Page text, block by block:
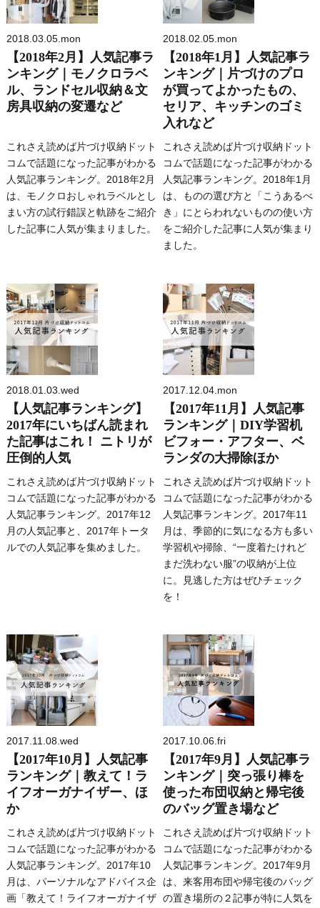
2018.03.05.mon
【2018年2月】人気記事ラ
ンキング｜モノクロラベ
ル、ランドセル収納＆文
房具収納の変遷など
これさえ読めば片づけ収納ドット
コムで話題になった記事がわかる
人気記事ランキング。2018年2月
は、モノクロおしゃれラベルとし
まい方の試行錯誤と軌跡をご紹介
した記事に人気が集まりました。
2018.02.05.mon
【2018年1月】人気記事ラ
ンキング｜片づけのプロ
が買ってよかったもの、
セリア、キッチンのゴミ
入れなど
これさえ読めば片づけ収納ドット
コムで話題になった記事がわかる
人気記事ランキング。2018年1月
は、ものの選び方と「こうあるべ
き」にとらわれないものの使い方
をご紹介した記事に人気が集まり
ました。
2018.01.03.wed
【人気記事ランキング】
2017年にいちばん読まれ
た記事はこれ！ ニトリが
圧倒的人気
これさえ読めば片づけ収納ドット
コムで話題になった記事がわかる
人気記事ランキング。2017年12
月の人気記事と、2017年トータ
ルでの人気記事を集めました。
2017.12.04.mon
【2017年11月】人気記事
ランキング｜DIY学習机
ビフォー・アフター、ベ
ランダの大掃除ほか
これさえ読めば片づけ収納ドット
コムで話題になった記事がわかる
人気記事ランキング。2017年11
月は、季節的に気になる方も多い
学習机や掃除、“一度着たけれど
まだ洗わない服”の収納が上位
に。見逃した方はぜひチェック
を！
2017.11.08.wed
【2017年10月】人気記事
ランキング｜教えて！ラ
イフオーガナイザー、ほ
か
これさえ読めば片づけ収納ドット
コムで話題になった記事がわかる
人気記事ランキング。2017年10
月は、パーソナルなアドバイス企
画「教えて！ライフオーガナイザ
2017.10.06.fri
【2017年9月】人気記事ラ
ンキング｜突っ張り棒を
使った布団収納と帰宅後
のバッグ置き場など
これさえ読めば片づけ収納ドット
コムで話題になった記事がわかる
人気記事ランキング。2017年9月
は、来客用布団や帰宅後のバッグ
の置き場所の２記事が特に人気を